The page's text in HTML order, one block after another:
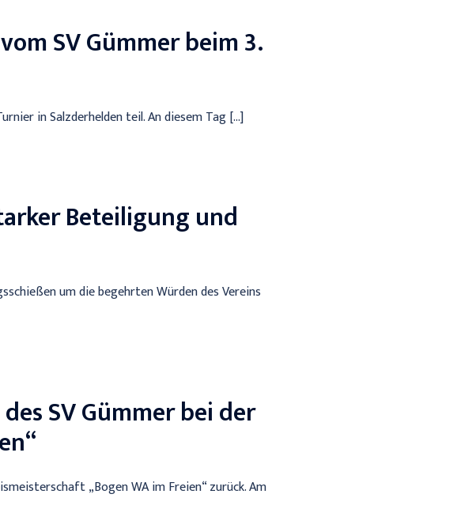
SV Gümmer beim 3.
in Salzderhelden teil. An diesem Tag […]
Beteiligung und
um die begehrten Würden des Vereins
SV Gümmer bei der
„Bogen WA im Freien“ zurück. Am